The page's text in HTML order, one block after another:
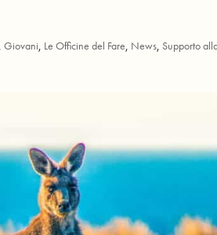
,Giovani, Le Officine del Fare, News, Supporto